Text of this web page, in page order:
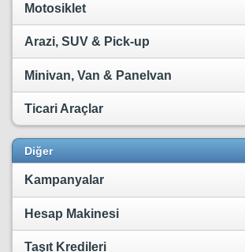
Motosiklet
Arazi, SUV & Pick-up
Minivan, Van & Panelvan
Ticari Araçlar
Diğer
Kampanyalar
Hesap Makinesi
Taşıt Kredileri